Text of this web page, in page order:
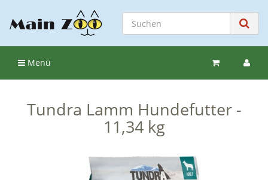
Menü
Tundra Lamm Hundefutter -
11,34 kg